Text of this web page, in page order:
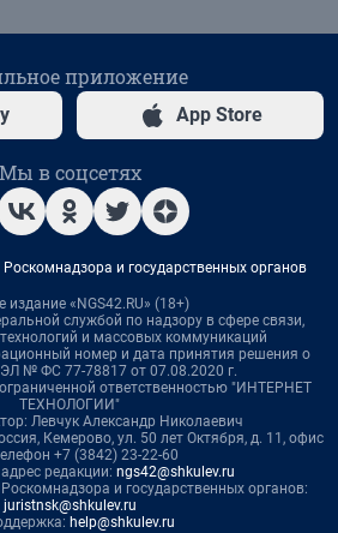
приложение
App Store
Мы в соцсетях
и государственных органов
издание «NGS42.RU» (18+)
службой по надзору в сфере связи,
и массовых коммуникаций
номер и дата принятия решения о
ЭЛ № ФС 77-78817 от 07.08.2020 г.
ответственностью "ИНТЕРНЕТ
ТЕХНОЛОГИИ"
Левчук Александр Николаевич
Кемерово, ул. 50 лет Октября, д. 11, офис
+7 (3842) 23-22-60
редакции: ngs42@shkulev.ru
и государственных органов:
juristnsk@shkulev.ru
help@shkulev.ru